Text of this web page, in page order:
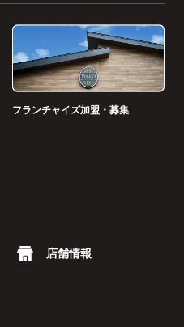
フランチャイズ加盟・募集
店舗情報